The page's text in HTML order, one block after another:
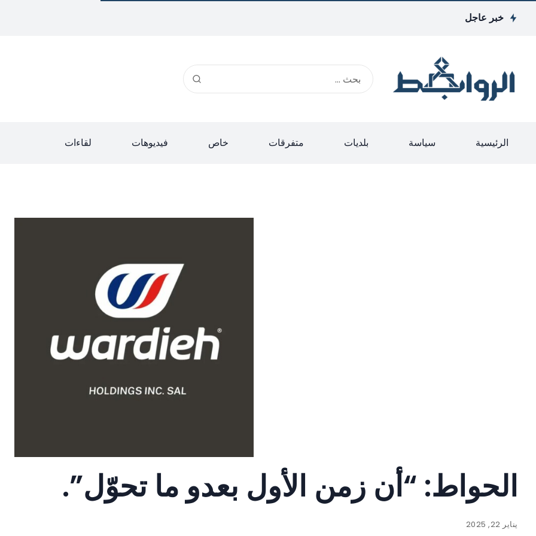
خبر عاجل
الرئيسية سياسة بلديات متفرقات خاص فيديوهات لقاءات
الحواط: “أن زمن الأول بعدو ما تحوّل”.
يناير 22, 2025